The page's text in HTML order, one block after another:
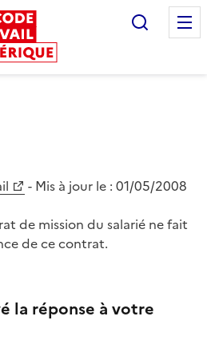
- Mis à jour le : 01/05/2008
de mission du salarié ne fait
de ce contrat.
la réponse à votre